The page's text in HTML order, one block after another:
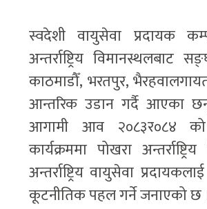
स्वदेशी वायुसेवा प्रदायक
अन्तर्राष्ट्रिय विमानस्थलबाट
काठमाडौँ, भरतपुर,
आन्तरिक उडान गर्दै आएका
आगामी आव २०८३र०८४
कार्यक्रममा पोखरा
अन्तर्राष्ट्रिय वायुसेवा
कूटनीतिक पहल गर्ने जनाएको छ